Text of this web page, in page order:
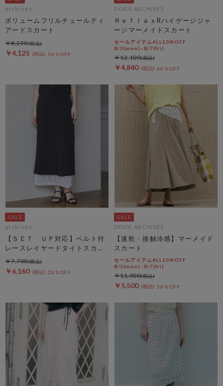
archives
ボリュームフリルチュールティ
アードスカート
￥4,125 50％OFF
￥8,250
DOUX ARCHIVES
ＲｅｆｌａｘRハイゲージジャ
ージマーメイドスカート
セールアイテムALL10%OFF
8/3(mon)~8/7(fri)
￥4,840 60％OFF
￥12,100
archives
【ＳＥＴ ＵＰ対応】ベルト付
レースレイヤードタイトスカー
ト
￥6,160 20％OFF
￥7,700
DOUX ARCHIVES
【速乾・接触冷感】マーメイド
スカート
セールアイテムALL10%OFF
8/3(mon)~8/7(fri)
￥5,500 50％OFF
￥11,000